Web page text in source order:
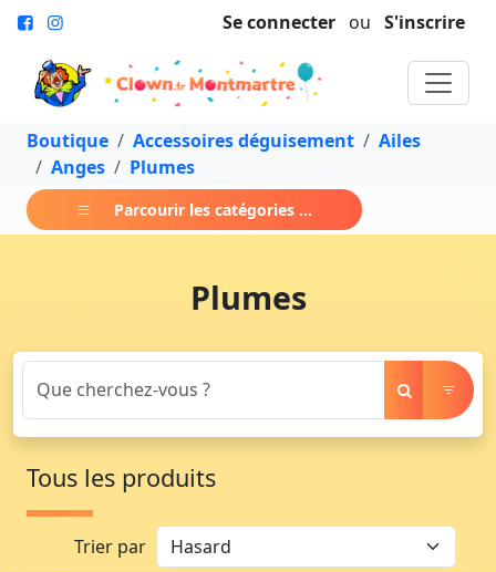
Se connecter ou S'inscrire
Boutique Accessoires déguisement
Ailes
Anges
Plumes
Parcourir les catégories ...
Plumes
Tous les produits
Trier par